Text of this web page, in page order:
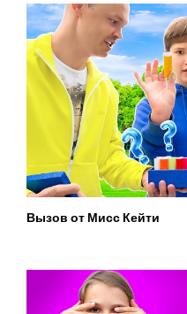
Вызов от Мисс Кейти